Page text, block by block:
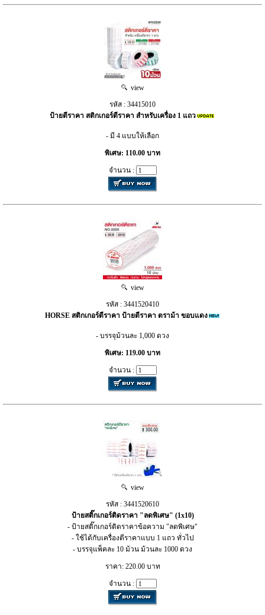
view
รหัส : 34415010
ป้ายตีราคา สติกเกอร์ตีราคา สำหรับเครื่อง 1 แถว
- มี 4 แบบให้เลือก
พิเศษ: 110.00 บาท
จำนวน :
view
รหัส : 3441520410
HORSE สติกเกอร์ตีราคา ป้ายตีราคา ตราม้า ขอบแดง
- บรรจุม้วนละ 1,000 ดวง
พิเศษ: 119.00 บาท
จำนวน :
view
รหัส : 3441520610
ป้ายสติ๊กเกอร์ติดราคา "ลดพิเศษ" (1x10)
- ป้ายสติ๊กเกอร์ติดราคาข้อความ "ลดพิเศษ"
- ใช้ได้กับเครื่องตีราคาแบบ 1 แถว ทั่วไป
- บรรจุแพ็คละ 10 ม้วน ม้วนละ 1000 ดวง
ราคา: 220.00 บาท
จำนวน :